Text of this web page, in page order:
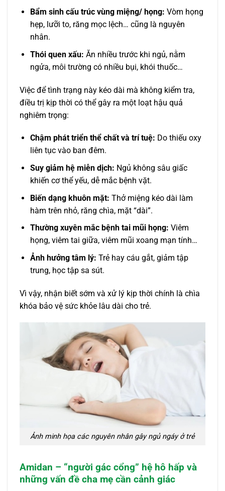
Bẩm sinh cấu trúc vùng miệng/ họng: Vòm họng
hẹp, lưỡi to, răng mọc lệch… cũng là nguyên
nhân.
Thói quen xấu: Ăn nhiều trước khi ngủ, nằm
ngửa, môi trường có nhiều bụi, khói thuốc…
Việc để tình trạng này kéo dài mà không kiểm tra,
điều trị kịp thời có thể gây ra một loạt hậu quả
nghiêm trọng:
Chậm phát triển thể chất và trí tuệ: Do thiếu oxy
liên tục vào ban đêm.
Suy giảm hệ miễn dịch: Ngủ không sâu giấc
khiến cơ thể yếu, dễ mắc bệnh vặt.
Biến dạng khuôn mặt: Thở miệng kéo dài làm
hàm trên nhỏ, răng chìa, mặt “dài”.
Thường xuyên mắc bệnh tai mũi họng: Viêm
họng, viêm tai giữa, viêm mũi xoang mạn tính…
Ảnh hưởng tâm lý: Trẻ hay cáu gắt, giảm tập
trung, học tập sa sút.
Vì vậy, nhận biết sớm và xử lý kịp thời chính là chìa
khóa bảo vệ sức khỏe lâu dài cho trẻ.
Ảnh minh họa các nguyên nhân gây ngủ ngáy ở trẻ
Amidan – “người gác cổng” hệ hô hấp và
những vấn đề cha mẹ cần cảnh giác